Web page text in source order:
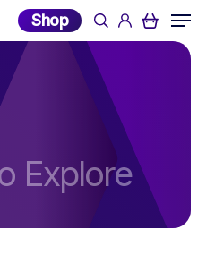
Shop searchaccount
Menu
Explore
Close
Filters